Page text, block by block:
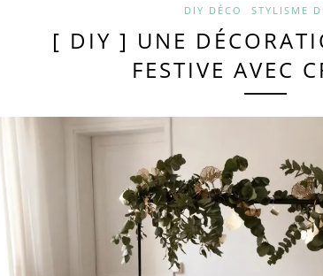
DIY DÉCO STYLISME
[ DIY ] UNE
FESTIVE AVEC